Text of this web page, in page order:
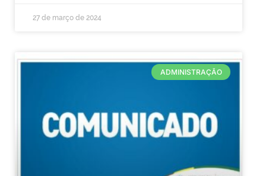
27 de março de 2024
ADMINISTRAÇÃO